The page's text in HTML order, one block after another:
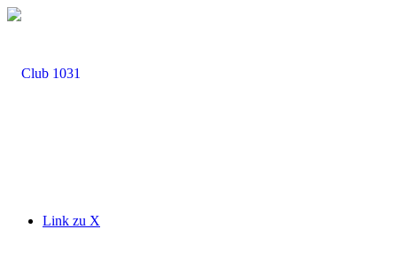
Link zu X